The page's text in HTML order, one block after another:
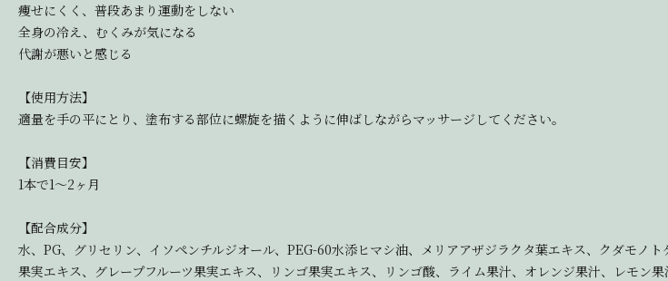
痩せにくく、普段あまり運動をしない
全身の冷え、むくみが気になる
代謝が悪いと感じる
【使用方法】
適量を手の平にとり、塗布する部位に螺旋を描くように伸ばしながらマッサージしてください。
【消費目安】
1本で1～2ヶ月
【配合成分】
水、PG、グリセリン、イソペンチルジオール、PEG-60水添ヒマシ油、メリアアザジラクタ葉エキス、クダモノ
果実エキス、グレープフルーツ果実エキス、リンゴ果実エキス、リンゴ酸、ライム果汁、オレンジ果汁、レモン